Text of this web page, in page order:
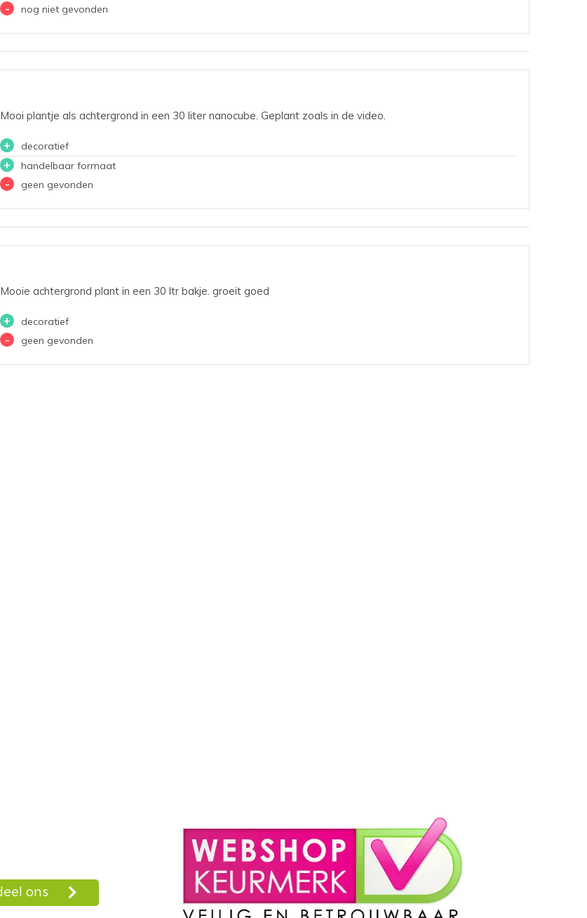
- nog niet gevonden
Mooi plantje als achtergrond in een 30 liter nanocube. Geplant zoals in de video.
+ decoratief
+ handelbaar formaat
- geen gevonden
Mooie achtergrond plant in een 30 ltr bakje. groeit goed
+ decoratief
- geen gevonden